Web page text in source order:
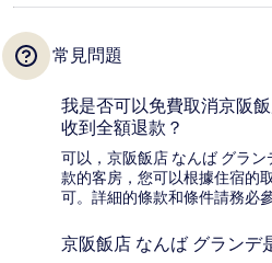
常見問題
我是否可以免費取消京阪
收到全額退款？
可以，京阪飯店 なんば グラ
款的客房，您可以根據住宿的
可。詳細的條款和條件請務必
京阪飯店 なんば グランデ